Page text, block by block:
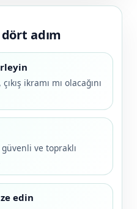
adım
ikramı mı olacağını
ve topraklı
edin